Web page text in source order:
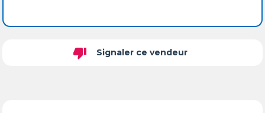
thumb_down Signaler ce vendeur